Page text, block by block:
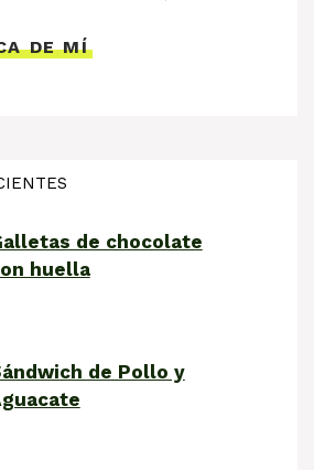
DE MÍ
de chocolate
huella
de Pollo y